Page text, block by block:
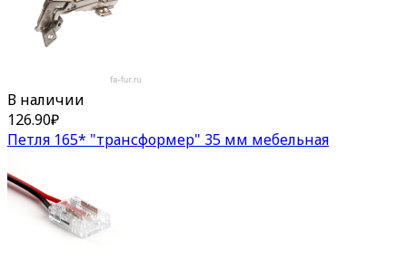
В наличии
126.90₽
Петля 165* "трансформер" 35 мм мебельная